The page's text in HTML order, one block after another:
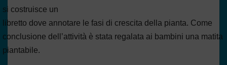
si costruisce un
libretto dove annotare le fasi di crescita della pianta. Come
conclusione dell’attività è stata regalata ai bambini una matita
piantabile.